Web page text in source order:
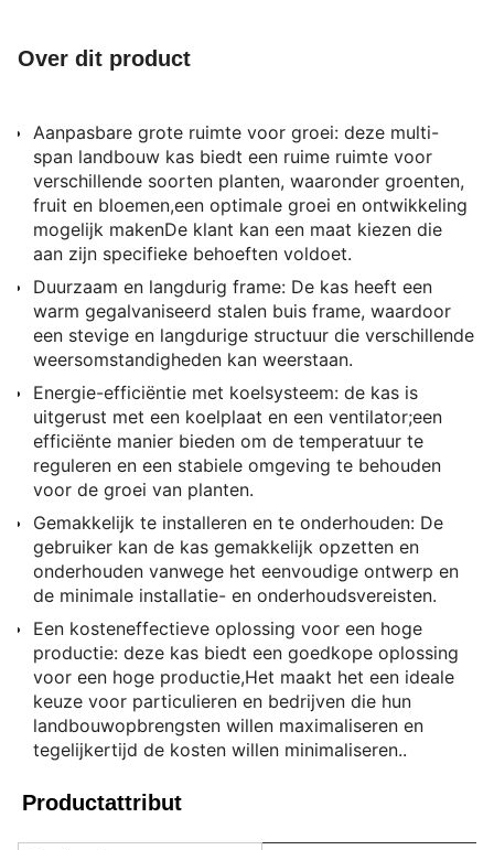
Over dit product
Aanpasbare grote ruimte voor groei: deze multi-
span landbouw kas biedt een ruime ruimte voor
verschillende soorten planten, waaronder groenten,
fruit en bloemen,een optimale groei en ontwikkeling
mogelijk makenDe klant kan een maat kiezen die
aan zijn specifieke behoeften voldoet.
Duurzaam en langdurig frame: De kas heeft een
warm gegalvaniseerd stalen buis frame, waardoor
een stevige en langdurige structuur die verschillende
weersomstandigheden kan weerstaan.
Energie-efficiëntie met koelsysteem: de kas is
uitgerust met een koelplaat en een ventilator;een
efficiënte manier bieden om de temperatuur te
reguleren en een stabiele omgeving te behouden
voor de groei van planten.
Gemakkelijk te installeren en te onderhouden: De
gebruiker kan de kas gemakkelijk opzetten en
onderhouden vanwege het eenvoudige ontwerp en
de minimale installatie- en onderhoudsvereisten.
Een kosteneffectieve oplossing voor een hoge
productie: deze kas biedt een goedkope oplossing
voor een hoge productie,Het maakt het een ideale
keuze voor particulieren en bedrijven die hun
landbouwopbrengsten willen maximaliseren en
tegelijkertijd de kosten willen minimaliseren..
Productattribut